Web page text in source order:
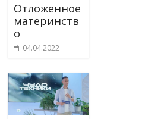
Отложенное
материнств
о
04.04.2022